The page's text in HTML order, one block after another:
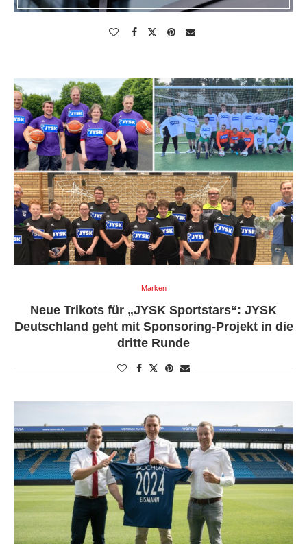
Marken
Neue Trikots für „JYSK Sportstars“: JYSK
Deutschland geht mit Sponsoring-Projekt in die
dritte Runde